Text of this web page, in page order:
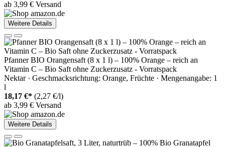
ab 3,99 € Versand
Weitere Details
Pfanner BIO Orangensaft (8 x 1 l) – 100% Orange – reich an
Vitamin C – Bio Saft ohne Zuckerzusatz - Vorratspack
Nektar · Geschmacksrichtung: Orange, Früchte · Mengenangabe: 1
l
18,17 €* (2,27 €/l)
ab 3,99 € Versand
Weitere Details